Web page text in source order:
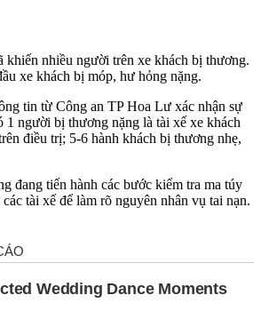
khiến nhiều người trên xe khách bị thương.
xe khách bị móp, hư hỏng nặng.
tin từ Công an TP Hoa Lư xác nhận sự
1 người bị thương nặng là tài xế xe khách
điều trị; 5-6 hành khách bị thương nhẹ,
đang tiến hành các bước kiểm tra m‌a tú‌y
tài xế để làm rõ nguyên nhân vụ tai nạn.